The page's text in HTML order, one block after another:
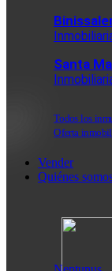
Santa
Todos los
Oferta
Vender
Quiénes